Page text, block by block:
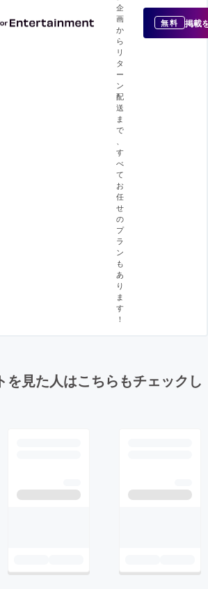
企
画
か
ら
リ
タ
ー
ン
配
送
ま
で
す
べ
て
お
任
せ
の
プ
ラ
ン
も
あ
り
ま
す
！
無料 掲載
を見た人はこちらもチェックし